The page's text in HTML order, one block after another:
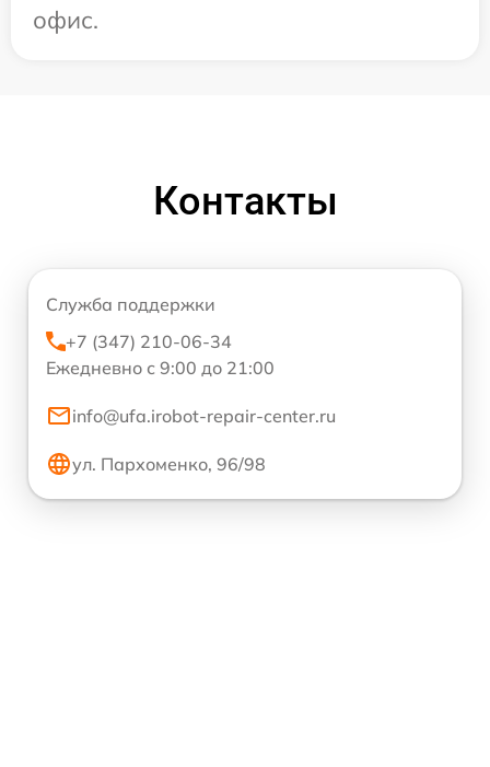
офис.
Контакты
Служба поддержки
+7 (347) 210-06-34
Ежедневно с 9:00 до 21:00
info@ufa.irobot-repair-center.ru
ул. Пархоменко, 96/98